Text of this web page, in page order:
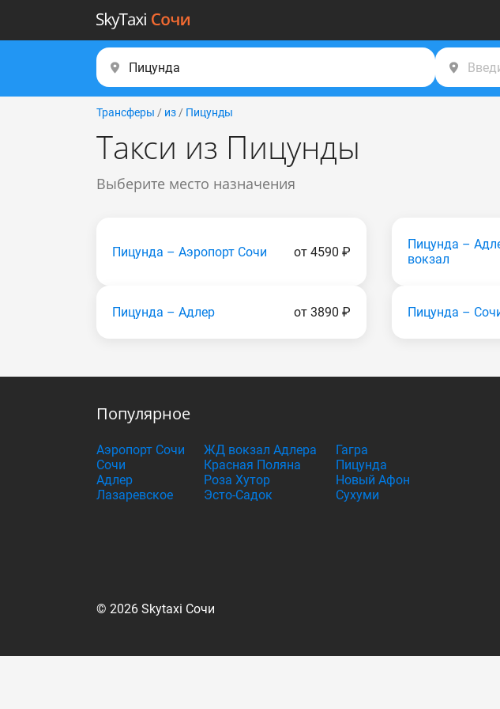
Трансферы / из / Пицунды
Такси из Пицунды
Выберите место назначения
Пицунда – Аэропорт Сочи от 4590 ₽
Пицунда –
вокзал
Пицунда – Адлер от 3890 ₽ Пицунда –
Популярное
Аэропорт Сочи
Сочи
Адлер
Лазаревское
ЖД вокзал Адлера
Красная Поляна
Роза Хутор
Эсто-Садок
Гагра
Пицунда
Новый Афон
Сухуми
© 2026 Skytaxi Сочи